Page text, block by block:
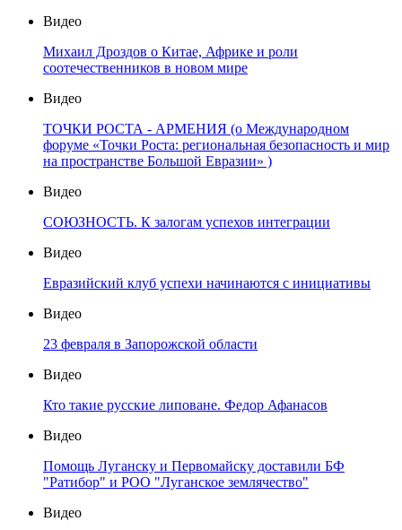
Видео
Михаил Дроздов о Китае, Африке и роли
соотечественников в новом мире
Видео
ТОЧКИ РОСТА - АРМЕНИЯ (о Международном
форуме «Точки Роста: региональная безопасность и мир
на пространстве Большой Евразии» )
Видео
СОЮЗНОСТЬ. К залогам успехов интеграции
Видео
Евразийский клуб успехи начинаются с инициативы
Видео
23 февраля в Запорожской области
Видео
Кто такие русские липоване. Федор Афанасов
Видео
Помощь Луганску и Первомайску доставили БФ
"Ратибор" и РОО "Луганское землячество"
Видео